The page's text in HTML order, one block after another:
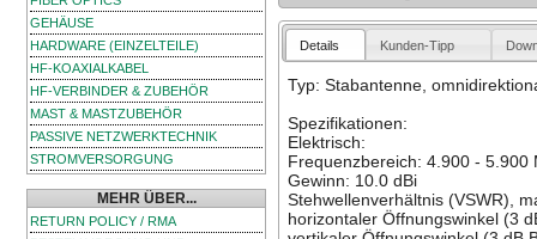
GEHÄUSE
HARDWARE (EINZELTEILE)
HF-KOAXIALKABEL
HF-VERBINDER & ZUBEHÖR
MAST & MASTZUBEHÖR
PASSIVE NETZWERKTECHNIK
STROMVERSORGUNG
MEHR ÜBER...
RETURN POLICY / RMA
Details Kunden-Tipp
Typ: Stabantenne,
Spezifikationen:
Elektrisch:
Frequenzbereich: 4.900 - 5.900
Gewinn: 10.0 dBi
Stehwellenverhältnis (VSWR),
horizontaler Öffnungswinkel (3